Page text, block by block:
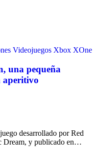
Videojuegos Xbox XOne
una pequeña
aperitivo
desarrollado por Red
Dream, y publicado en…